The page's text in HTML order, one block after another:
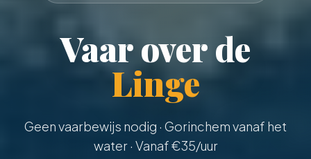
Vaar over de
Linge
Geen vaarbewijs nodig · Gorinchem vanaf het
water · Vanaf €35/uur